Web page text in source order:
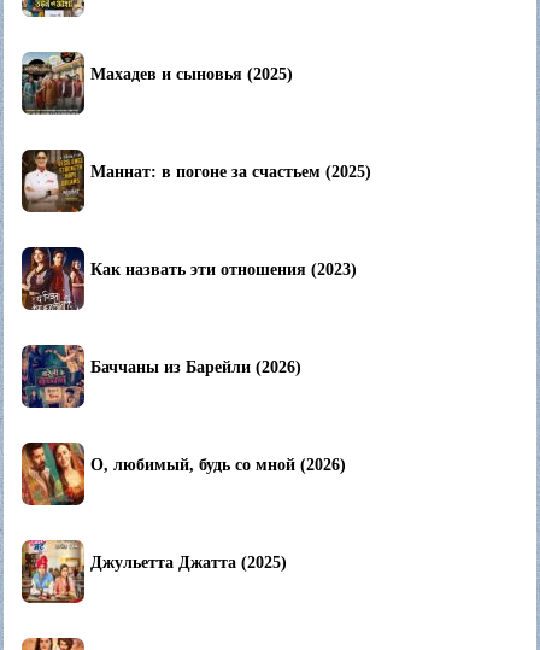
Махадев и сыновья (2025)
Маннат: в погоне за счастьем (2025)
Как назвать эти отношения (2023)
Баччаны из Барейли (2026)
О, любимый, будь со мной (2026)
Джульетта Джатта (2025)